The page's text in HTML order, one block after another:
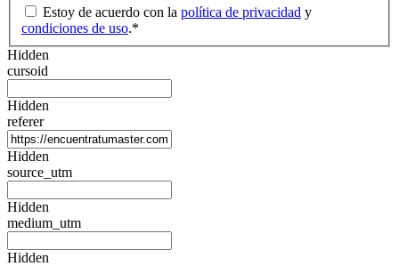
Estoy de acuerdo con la política de privacidad y
condiciones de uso.*
Hidden
cursoid
Hidden
referer
Hidden
source_utm
Hidden
medium_utm
Hidden